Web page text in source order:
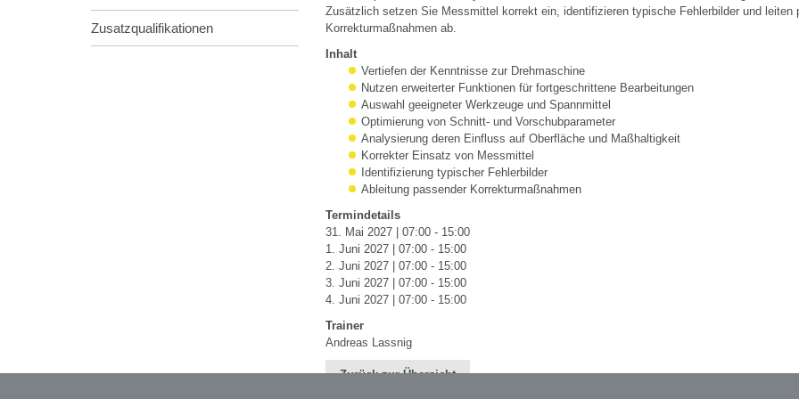
Zusatzqualifikationen
Zusätzlich setzen Sie Messmittel korrekt ein, identifizieren typische Fehlerbilder und leiten
Korrekturmaßnahmen ab.
Inhalt
Vertiefen der Kenntnisse zur Drehmaschine
Nutzen erweiterter Funktionen für fortgeschrittene Bearbeitungen
Auswahl geeigneter Werkzeuge und Spannmittel
Optimierung von Schnitt- und Vorschubparameter
Analysierung deren Einfluss auf Oberfläche und Maßhaltigkeit
Korrekter Einsatz von Messmittel
Identifizierung typischer Fehlerbilder
Ableitung passender Korrekturmaßnahmen
Termindetails
31. Mai 2027 | 07:00 - 15:00
1. Juni 2027 | 07:00 - 15:00
2. Juni 2027 | 07:00 - 15:00
3. Juni 2027 | 07:00 - 15:00
4. Juni 2027 | 07:00 - 15:00
Trainer
Andreas Lassnig
Zurück zur Übersicht